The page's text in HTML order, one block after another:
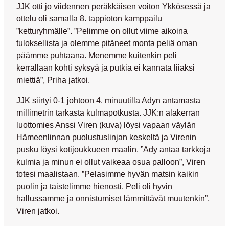
JJK otti jo viidennen peräkkäisen voiton Ykkösessä ja
ottelu oli samalla 8. tappioton kamppailu
”ketturyhmälle”. ”Pelimme on ollut viime aikoina
tuloksellista ja olemme pitäneet monta peliä oman
päämme puhtaana. Menemme kuitenkin peli
kerrallaan kohti syksyä ja putkia ei kannata liiaksi
miettiä”, Priha jatkoi.
JJK siirtyi 0-1 johtoon 4. minuutilla Adyn antamasta
millimetrin tarkasta kulmapotkusta. JJK:n alakerran
luottomies Anssi Viren (kuva) löysi vapaan väylän
Hämeenlinnan puolustuslinjan keskeltä ja Virenin
pusku löysi kotijoukkueen maalin. ”Ady antaa tarkkoja
kulmia ja minun ei ollut vaikeaa osua palloon”, Viren
totesi maalistaan. ”Pelasimme hyvän matsin kaikin
puolin ja taistelimme hienosti. Peli oli hyvin
hallussamme ja onnistumiset lämmittävät muutenkin”,
Viren jatkoi.